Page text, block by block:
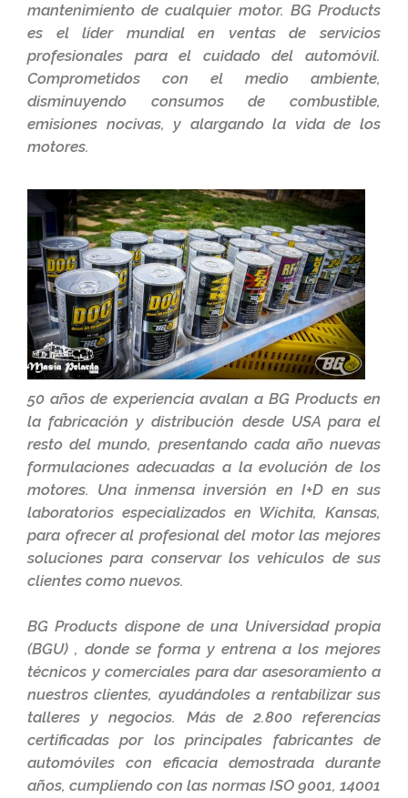
mantenimiento de cualquier motor. BG Products
es el líder mundial en ventas de servicios
profesionales para el cuidado del automóvil.
Comprometidos con el medio ambiente,
disminuyendo consumos de combustible,
emisiones nocivas, y alargando la vida de los
motores.
50 años de experiencia avalan a BG Products en
la fabricación y distribución desde USA para el
resto del mundo, presentando cada año nuevas
formulaciones adecuadas a la evolución de los
motores. Una inmensa inversión en I+D en sus
laboratorios especializados en Wíchita, Kansas,
para ofrecer al profesional del motor las mejores
soluciones para conservar los vehículos de sus
clientes como nuevos.
BG Products dispone de una Universidad propia
(BGU) , donde se forma y entrena a los mejores
técnicos y comerciales para dar asesoramiento a
nuestros clientes, ayudándoles a rentabilizar sus
talleres y negocios. Más de 2.800 referencias
certificadas por los principales fabricantes de
automóviles con eficacia demostrada durante
años, cumpliendo con las normas ISO 9001, 14001